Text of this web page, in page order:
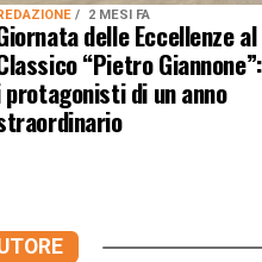
2 MESI FA
delle Eccellenze
“Pietro
protagonisti di un anno